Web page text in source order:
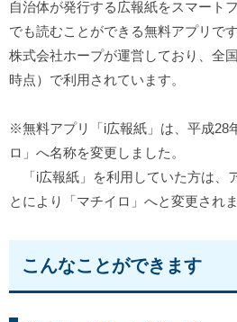
自治体が発行する広報紙をスマート
でも読むことができる無料アプリです
株式会社ホープが運営しており、全
時点）で利用されています。
※無料アプリ「i広報紙」は、平成28
ロ」へ名称を変更しました。
「i広報紙」を利用していた方は、
とにより「マチイロ」へと変更されま
こんなことができます